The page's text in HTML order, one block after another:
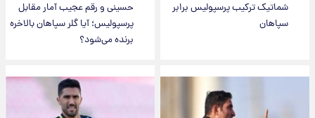
شماتیک ترکیب پرسپولیس برابر
سپاهان
حسینی و رقم عجیب آمار مقابل
پرسپولیس؛ آیا گلر سپاهان بالاخره
برنده می‌شود؟